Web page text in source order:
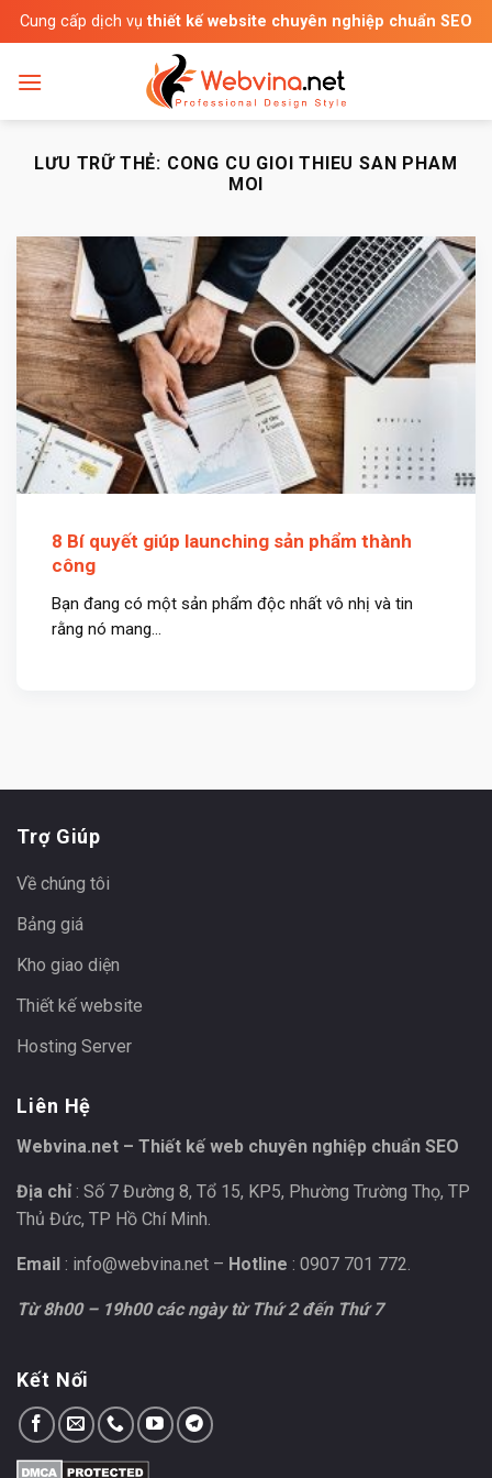
qua
dung
Cung cấp dịch vụ thiết kế website chuyên nghiệp chuẩn SEO
LƯU TRỮ THẺ: CONG CU GIOI THIEU SAN PHAM
MOI
8 Bí quyết giúp launching sản phẩm thành
công
Bạn đang có một sản phẩm độc nhất vô nhị và tin
rằng nó mang...
Trợ Giúp
Về chúng tôi
Bảng giá
Kho giao diện
Thiết kế website
Hosting Server
Liên Hệ
Webvina.net – Thiết kế web chuyên nghiệp chuẩn SEO
Địa chỉ : Số 7 Đường 8, Tổ 15, KP5, Phường Trường Thọ, TP
Thủ Đức, TP Hồ Chí Minh.
Email : info@webvina.net – Hotline : 0907 701 772.
Từ 8h00 – 19h00 các ngày từ Thứ 2 đến Thứ 7
Kết Nối